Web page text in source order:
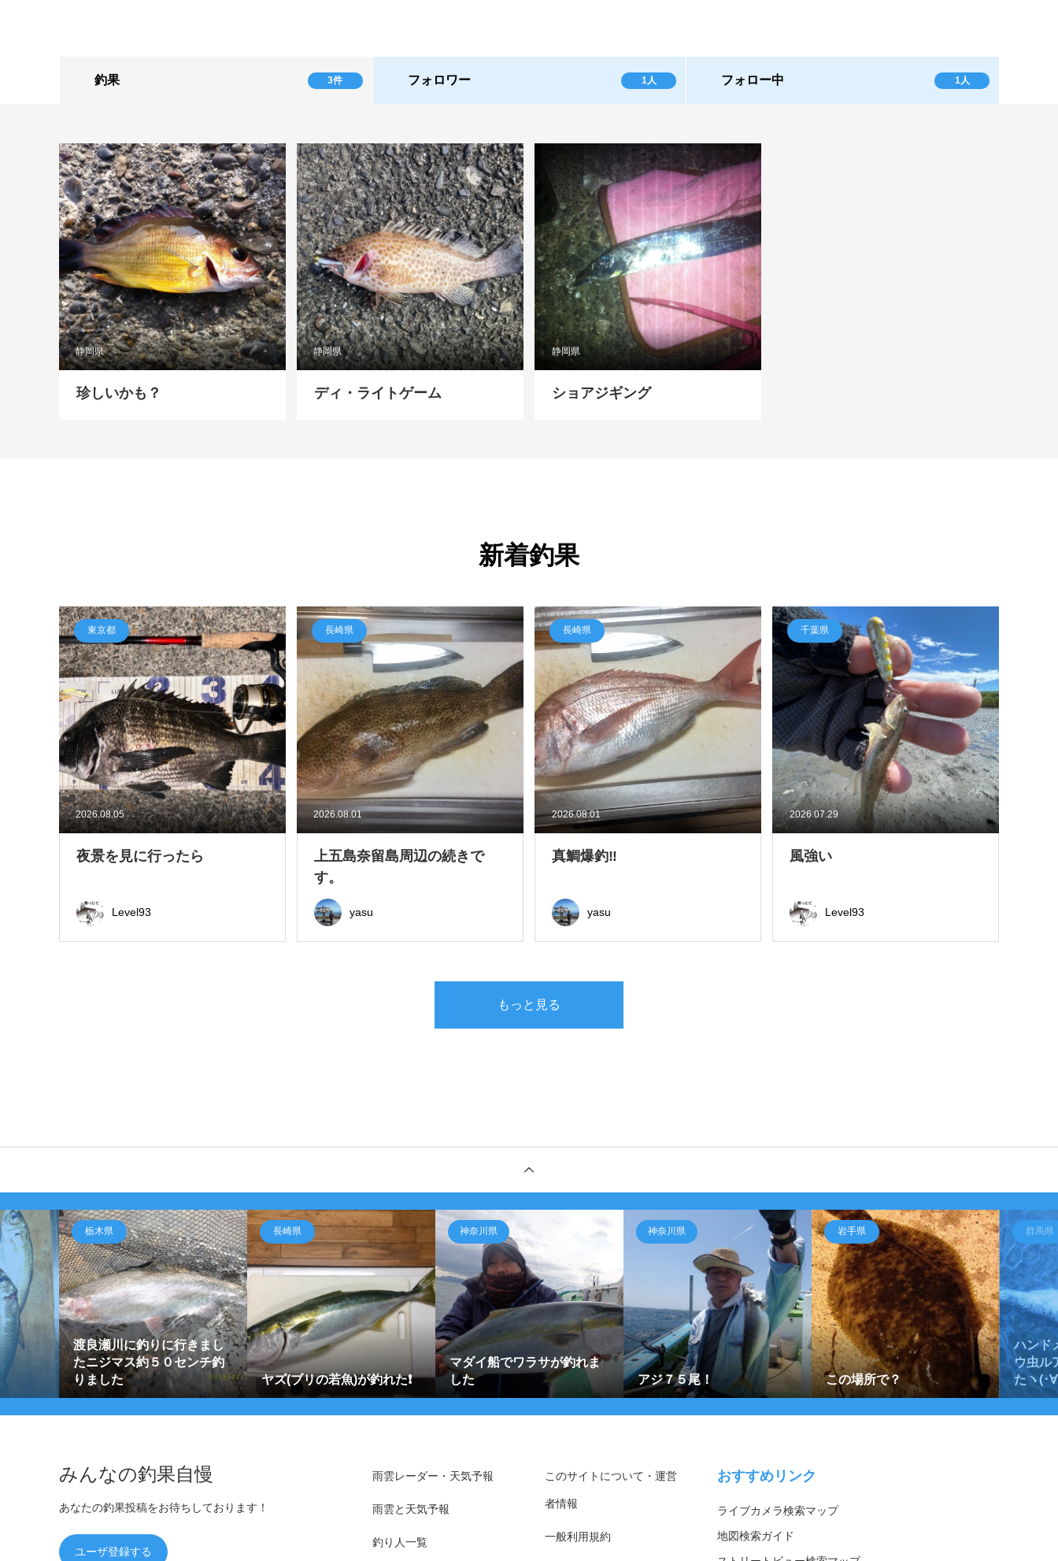
釣果 3件 フォロワー 1人 フォロー中 1人
静岡県
珍しいかも？
静岡県
ディ・ライトゲーム
静岡県
ショアジギング
新着釣果
2026.08.05
東京都
夜景を見に行ったら
Level93
2026.08.01
長崎県
上五島奈留島周辺の続きで
す。
yasu
2026.08.01
長崎県
真鯛爆釣‼
yasu
2026.07.29
千葉県
風強い
Level93
もっと見る
栃木県
渡良瀬川に釣りに行きまし
たニジマス約５０センチ釣
りました
長崎県
ヤズ(ブリの若魚)が釣れた❗️
神奈川県
マダイ船でワラサが釣れま
した
神奈川県
アジ７５尾！
岩手県
この場所で？
群馬県
ハンド
ウ虫ル
たヽ(･
みんなの釣果自慢
あなたの釣果投稿をお待ちしております！
ユーザ登録する
雨雲レーダー・天気予報
雨雲と天気予報
釣り人一覧
このサイトについて・運営
者情報
一般利用規約
おすすめリンク
ライブカメラ検索マップ
地図検索ガイド